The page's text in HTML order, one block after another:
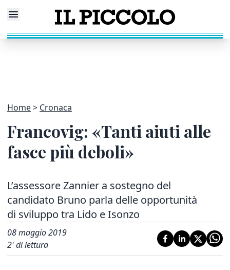
Home Cronaca
Francovig: «Tanti aiuti alle
fasce più deboli»
L’assessore Zannier a sostegno del
candidato Bruno parla delle opportunità
di sviluppo tra Lido e Isonzo
08 maggio 2019
2' di lettura